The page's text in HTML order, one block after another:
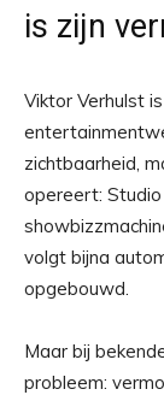
is zijn
Viktor Verhulst
zichtbaarheid,
opereert:
volgt bijna
opgebouwd.
Maar bij
probleem: